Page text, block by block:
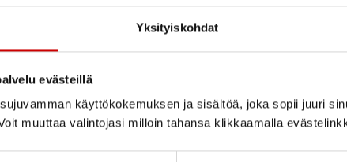
Yksityiskohdat
evästeillä
käyttökokemuksen ja sisältöä, joka sopii juuri
muuttaa valintojasi milloin tahansa klikkaamalla
ja terveyden lukutaidon
apulaisprofessori Anna-Leena Vuorisen
riskitekijöiden tutkimuksessa.
arvioinnissa keskeisimpinä kriteereinä olivat
tärkeys sydän- ja verisuonitautien